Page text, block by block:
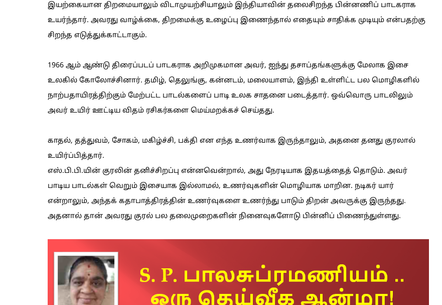
இயற்கையான திறமையாலும் விடாமுயற்சியாலும் இந்தியாவின் தலைசிறந்த பின்னணிப் பாடகராக
உயர்ந்தார். அவரது வாழ்க்கை, திறமைக்கு உழைப்பு இணைந்தால் எதையும் சாதிக்க முடியும் என்பதற்கு
சிறந்த எடுத்துக்காட்டாகும்.
1966 ஆம் ஆண்டு திரைப்படப் பாடகராக அறிமுகமான அவர், ஐந்து தசாப்தங்களுக்கு மேலாக இசை
உலகில் கோலோச்சினார். தமிழ், தெலுங்கு, கன்னடம், மலையாளம், இந்தி உள்ளிட்ட பல மொழிகளில்
நாற்பதாயிரத்திற்கும் மேற்பட்ட பாடல்களைப் பாடி உலக சாதனை படைத்தார். ஒவ்வொரு பாடலிலும்
அவர் உயிர் ஊட்டிய விதம் ரசிகர்களை மெய்மறக்கச் செய்தது.
காதல், தத்துவம், சோகம், மகிழ்ச்சி, பக்தி என எந்த உணர்வாக இருந்தாலும், அதனை தனது குரலால்
உயிர்ப்பித்தார்.
எஸ்.பி.பி.யின் குரலின் தனிச்சிறப்பு என்னவென்றால், அது நேரடியாக இதயத்தைத் தொடும். அவர்
பாடிய பாடல்கள் வெறும் இசையாக இல்லாமல், உணர்வுகளின் மொழியாக மாறின. நடிகர் யார்
என்றாலும், அந்தக் கதாபாத்திரத்தின் உணர்வுகளை உணர்ந்து பாடும் திறன் அவருக்கு இருந்தது.
அதனால் தான் அவரது குரல் பல தலைமுறைகளின் நினைவுகளோடு பின்னிப் பிணைந்துள்ளது.